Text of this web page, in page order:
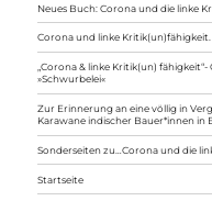
Neues Buch: Corona und die linke
Corona und linke Kritik(un)fähigkeit.
„Corona & linke Kritik(un)
»Schwurbelei«
Zur Erinnerung an eine völlig in
Karawane indischer Bauer*innen in
Sonderseiten zu…Corona und die
Startseite